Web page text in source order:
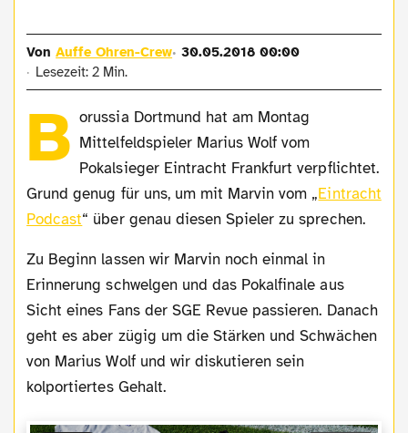
VonAuffe Ohren-Crew 30.05.2018 00:00
Lesezeit: 2 Min.
B orussia Dortmund hat am Montag
Mittelfeldspieler Marius Wolf vom
Pokalsieger Eintracht Frankfurt verpflichtet.
Grund genug für uns, um mit Marvin vom „Eintracht
Podcast“ über genau diesen Spieler zu sprechen.
Zu Beginn lassen wir Marvin noch einmal in
Erinnerung schwelgen und das Pokalfinale aus
Sicht eines Fans der SGE Revue passieren. Danach
geht es aber zügig um die Stärken und Schwächen
von Marius Wolf und wir diskutieren sein
kolportiertes Gehalt.